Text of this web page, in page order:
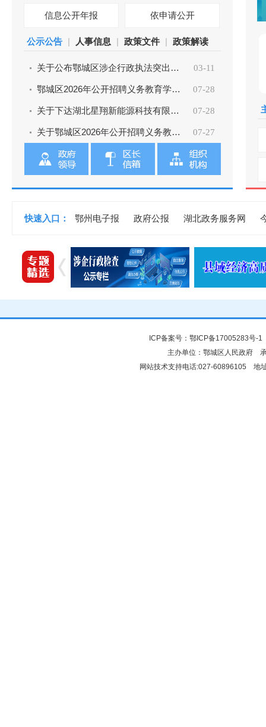
信息公开年报 依申请公开
公示公告 | 人事信息 | 政策文件 | 政策解读
关于公布鄂城区涉企行政执法突出问题投诉举报电话和电... 03-11
鄂城区2026年公开招聘义务教育学校教师体检考察公告 07-28
关于下达湖北星翔新能源科技有限公司鑫源加油站建设计... 07-28
关于鄂城区2026年公开招聘义务教育学校教师考生总成绩... 07-27
快速入口： 鄂州电子报 政府公报 湖北政务服务网
ICP备案号： 鄂ICP备17005283号-1
主办单位：鄂城区人民政府
网站技术支持电话:027-60896105 地